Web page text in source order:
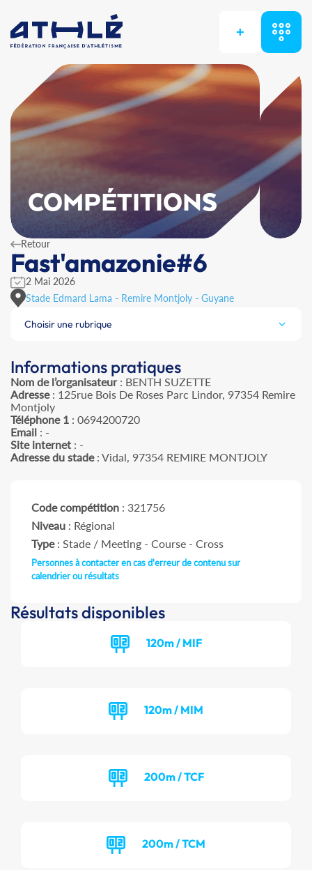
+
COMPÉTITIONS
Retour
Fast'amazonie#6
2 Mai 2026
Stade Edmard Lama - Remire Montjoly - Guyane
Choisir une rubrique
Informations pratiques
Nom de l’organisateur: BENTH SUZETTE
Adresse: 125rue Bois De Roses Parc Lindor, 97354 Remire
Montjoly
Téléphone 1 : 0694200720
Email : -
Site internet : -
Adresse du stade: Vidal, 97354 REMIRE MONTJOLY
Code compétition : 321756
Niveau : Régional
Type: Stade / Meeting - Course - Cross
Personnes à contacter en cas d'erreur de contenu sur
calendrier ou résultats
Résultats disponibles
120m / MIF
120m / MIM
200m / TCF
200m / TCM